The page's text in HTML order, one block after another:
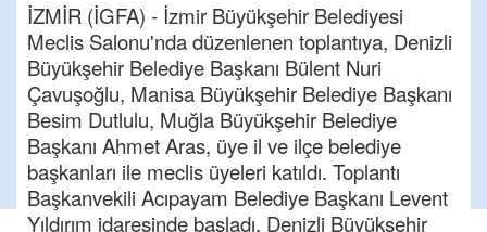
İZMİR (İGFA) - İzmir Büyükşehir Belediyesi
Meclis Salonu'nda düzenlenen toplantıya, Denizli
Büyükşehir Belediye Başkanı Bülent Nuri
Çavuşoğlu, Manisa Büyükşehir Belediye Başkanı
Besim Dutlulu, Muğla Büyükşehir Belediye
Başkanı Ahmet Aras, üye il ve ilçe belediye
başkanları ile meclis üyeleri katıldı. Toplantı
Başkanvekili Acıpayam Belediye Başkanı Levent
Yıldırım idaresinde başladı. Denizli Büyükşehir